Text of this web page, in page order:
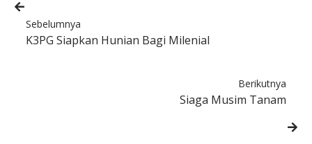
Sebelumnya
K3PG Siapkan Hunian Bagi Milenial
Berikutnya
Siaga Musim Tanam